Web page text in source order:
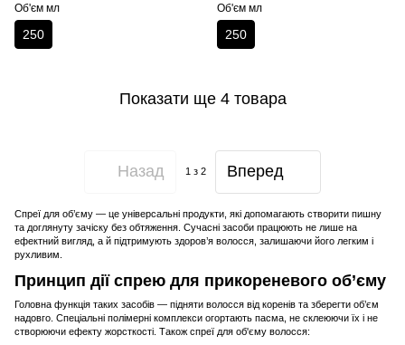
Об'єм мл
250
Об'єм мл
250
Показати ще 4 товара
Назад 1 з 2 Вперед
Спреї для об’єму — це універсальні продукти, які допомагають створити пишну
та доглянуту зачіску без обтяження. Сучасні засоби працюють не лише на
ефектний вигляд, а й підтримують здоров’я волосся, залишаючи його легким і
рухливим.
Принцип дії спрею для прикореневого об’єму
Головна функція таких засобів — підняти волосся від коренів та зберегти об’єм
надовго. Спеціальні полімерні комплекси огортають пасма, не склеюючи їх і не
створюючи ефекту жорсткості. Також спреї для об'єму волосся: